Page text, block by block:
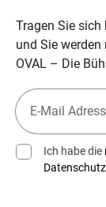
Tragen Sie
und Sie
OVAL – Die
Ich habe die